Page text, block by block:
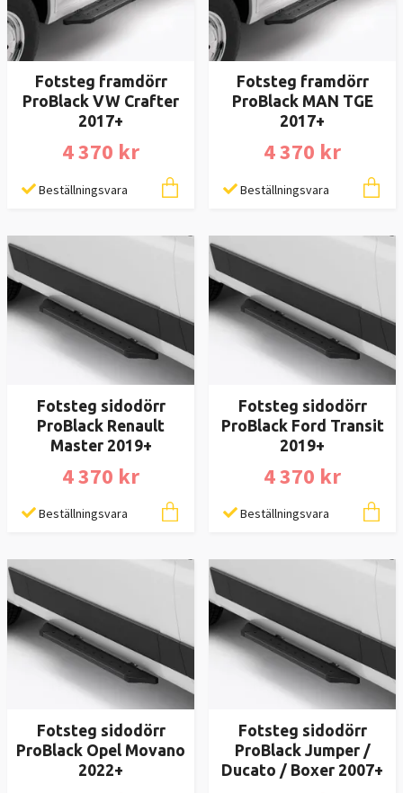
Fotsteg framdörr
ProBlack VW Crafter
2017+
4 370 kr
Beställningsvara
Fotsteg framdörr
ProBlack MAN TGE
2017+
4 370 kr
Beställningsvara
Fotsteg sidodörr
ProBlack Renault
Master 2019+
4 370 kr
Beställningsvara
Fotsteg sidodörr
ProBlack Ford Transit
2019+
4 370 kr
Beställningsvara
Fotsteg sidodörr
ProBlack Opel Movano
2022+
Fotsteg sidodörr
ProBlack Jumper /
Ducato / Boxer 2007+